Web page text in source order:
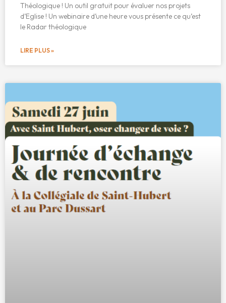
Théologique ! Un outil gratuit pour évaluer nos projets
d’Eglise ! Un webinaire d’une heure vous présente ce qu’est
le Radar théologique
LIRE PLUS »